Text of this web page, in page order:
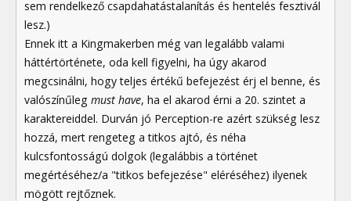
sem rendelkező csapdahatástalanítás és hentelés fesztivál
lesz.)
Ennek itt a Kingmakerben még van legalább valami
háttértörténete, oda kell figyelni, ha úgy akarod
megcsinálni, hogy teljes értékű befejezést érj el benne, és
valószínűleg must have, ha el akarod érni a 20. szintet a
karaktereiddel. Durván jó Perception-re azért szükség lesz
hozzá, mert rengeteg a titkos ajtó, és néha
kulcsfontosságú dolgok (legalábbis a történet
megértéséhez/a "titkos befejezése" eléréséhez) ilyenek
mögött rejtőznek.